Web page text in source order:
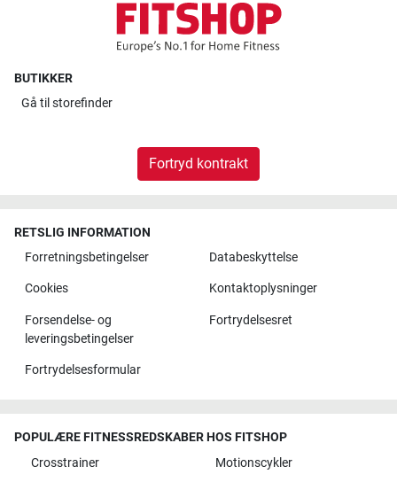
BUTIKKER
Gå til storefinder
Fortryd kontrakt
RETSLIG INFORMATION
Forretningsbetingelser
Databeskyttelse
Cookies Kontaktoplysninger
Forsendelse- og
leveringsbetingelser
Fortrydelsesret
Fortrydelsesformular
POPULÆRE FITNESSREDSKABER HOS FITSHOP
Crosstrainer
Motionscykler